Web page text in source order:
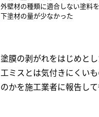
外壁材の種類に適合しない塗料
下塗材の量が少なかった
塗膜の剥がれをはじめと
工ミスとは気付きにくい
のかを施工業者に報告して